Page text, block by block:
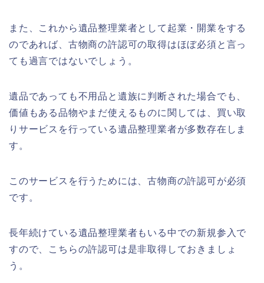
また、これから遺品整理業者として起業・開業をする
のであれば、古物商の許認可の取得はほぼ必須と言っ
ても過言ではないでしょう。
遺品であっても不用品と遺族に判断された場合でも、
価値もある品物やまだ使えるものに関しては、買い取
りサービスを行っている遺品整理業者が多数存在しま
す。
このサービスを行うためには、古物商の許認可が必須
です。
長年続けている遺品整理業者もいる中での新規参入で
すので、こちらの許認可は是非取得しておきましょ
う。